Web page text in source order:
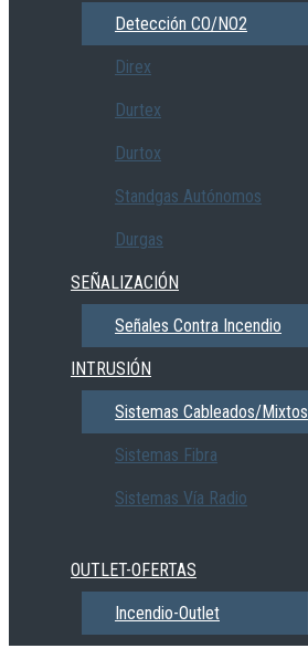
Detección CO/NO2
Direx
Durtex
Durtox
Standgas Autónomos
Durgas
SEÑALIZACIÓN
Señales Contra Incendio
INTRUSIÓN
Sistemas Cableados/Mixtos
Sistemas Fibra
Sistemas Vía Radio
OUTLET-OFERTAS
Incendio-Outlet